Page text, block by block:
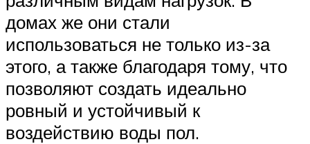
домах же они стали
использоваться не только из-за
этого, а также благодаря тому, что
позволяют создать идеально
ровный и устойчивый к
воздействию воды пол.